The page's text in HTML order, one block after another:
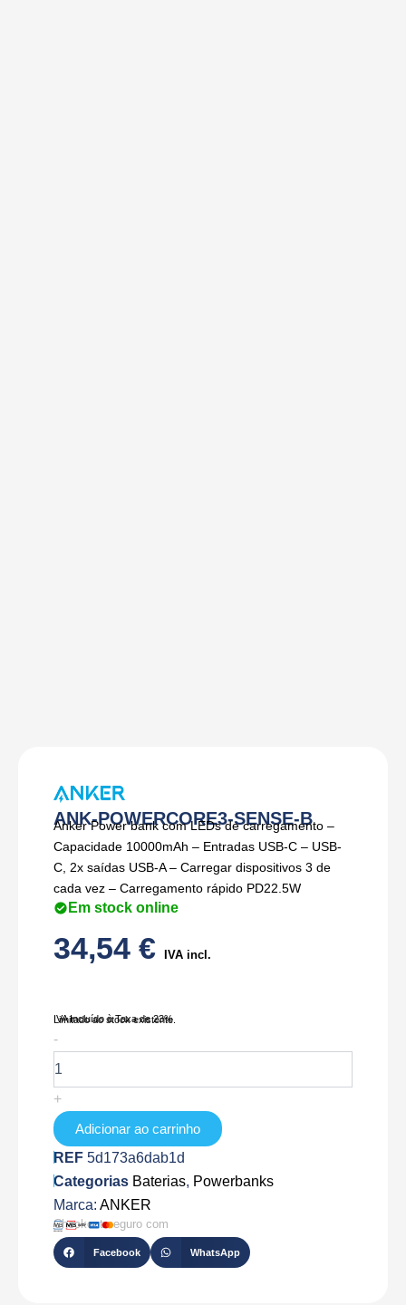
ANK-POWERCORE3-SENSE-B
Anker Power bank com LEDs de carregamento –
Capacidade 10000mAh – Entradas USB-C – USB-
C, 2x saídas USB-A – Carregar dispositivos 3 de
cada vez – Carregamento rápido PD22.5W
Em stock online
34,54 € IVA incl.
IVA Incluído à Taxa de 23%
Limitado ao stock existente.
-
de
ANK-
POWERCORE3-
SENSE-
+
Adicionar ao carrinho
REF 5d173a6dab1d
Categorias Baterias, Powerbanks
Marca: ANKER
Checkout seguro com
Facebook WhatsApp